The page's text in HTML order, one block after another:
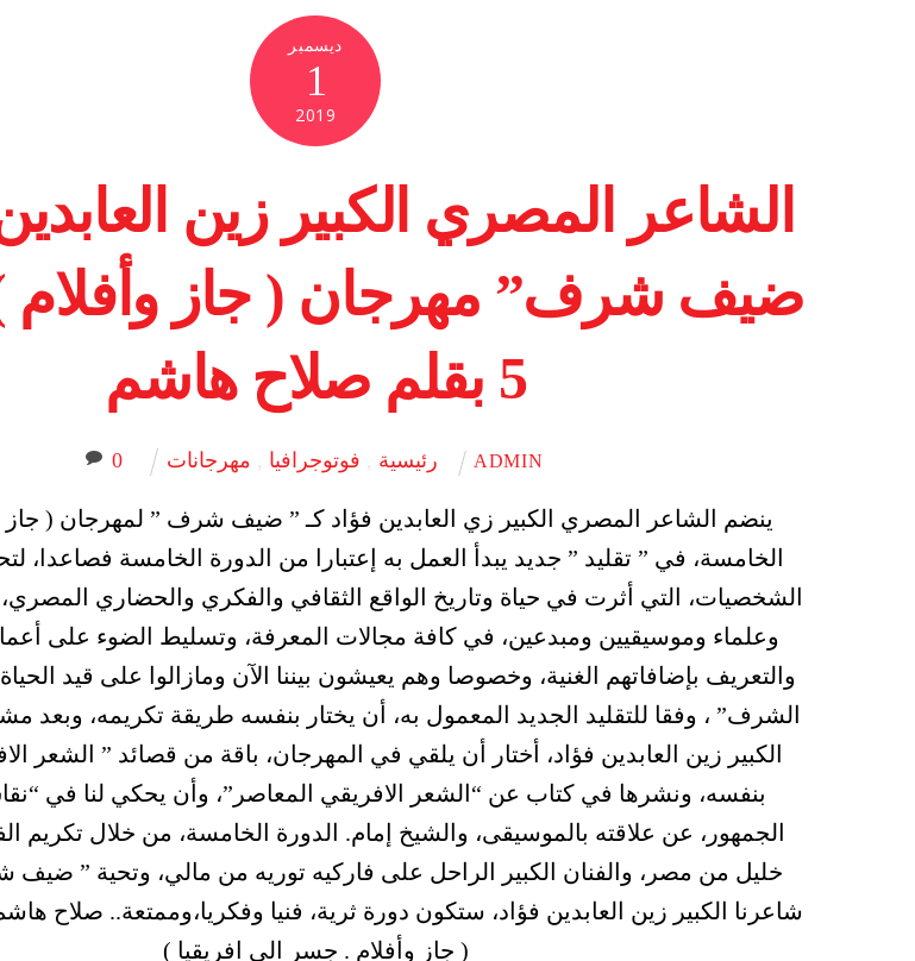
ديسمبر
1
2019
الشاعر المصري الكبير زين
ضيف شرف” مهرجان ( جاز وأفلام )
5 بقلم صلاح هاشم
ADMIN رئيسية , فوتوجرافيا , مهرجانات 0
ينضم الشاعر المصري الكبير زي العابدين فؤاد كـ ” ضيف شرف ” لمهرجان ( جاز
الخامسة، في ” تقليد ” جديد يبدأ العمل به إعتبارا من الدورة الخامسة فصاعدا،
الشخصيات، التي أثرت في حياة وتاريخ الواقع الثقافي والفكري والحضاري
وعلماء وموسيقيين ومبدعين، في كافة مجالات المعرفة، وتسليط الضوء على
والتعريف بإضافاتهم الغنية، وخصوصا وهم يعيشون بيننا الآن ومازالوا على قيد
الشرف” ، وفقا للتقليد الجديد المعمول به، أن يختار بنفسه طريقة تكريمه، وبعد
الكبير زين العابدين فؤاد، أختار أن يلقي في المهرجان، باقة من قصائد ” الشعر
بنفسه، ونشرها في كتاب عن “الشعر الافريقي المعاصر”، وأن يحكي لنا في
الجمهور، عن علاقته بالموسيقى، والشيخ إمام. الدورة الخامسة، من خلال تكريم
خليل من مصر، والفنان الكبير الراحل على فاركيه توريه من مالي، وتحية ”
شاعرنا الكبير زين العابدين فؤاد، ستكون دورة ثرية، فنيا وفكريا،وممتعة..
( جاز وأفلام . جسر الى افريقيا )